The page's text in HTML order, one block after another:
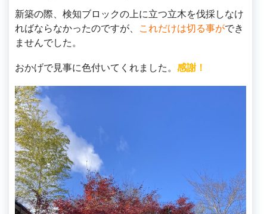
新築の際、検知ブロックの上に立つ立木を伐採しなけ
ればならなかったのですが、 これだけは切る事ができ
ませんでした。
おかげで見事に色付いてくれました。 感謝！